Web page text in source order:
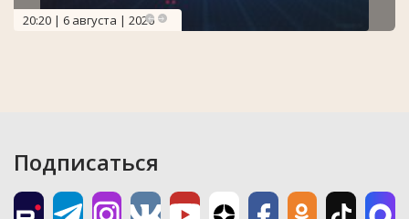
20:20 | 6 августа | 2026
Подписаться